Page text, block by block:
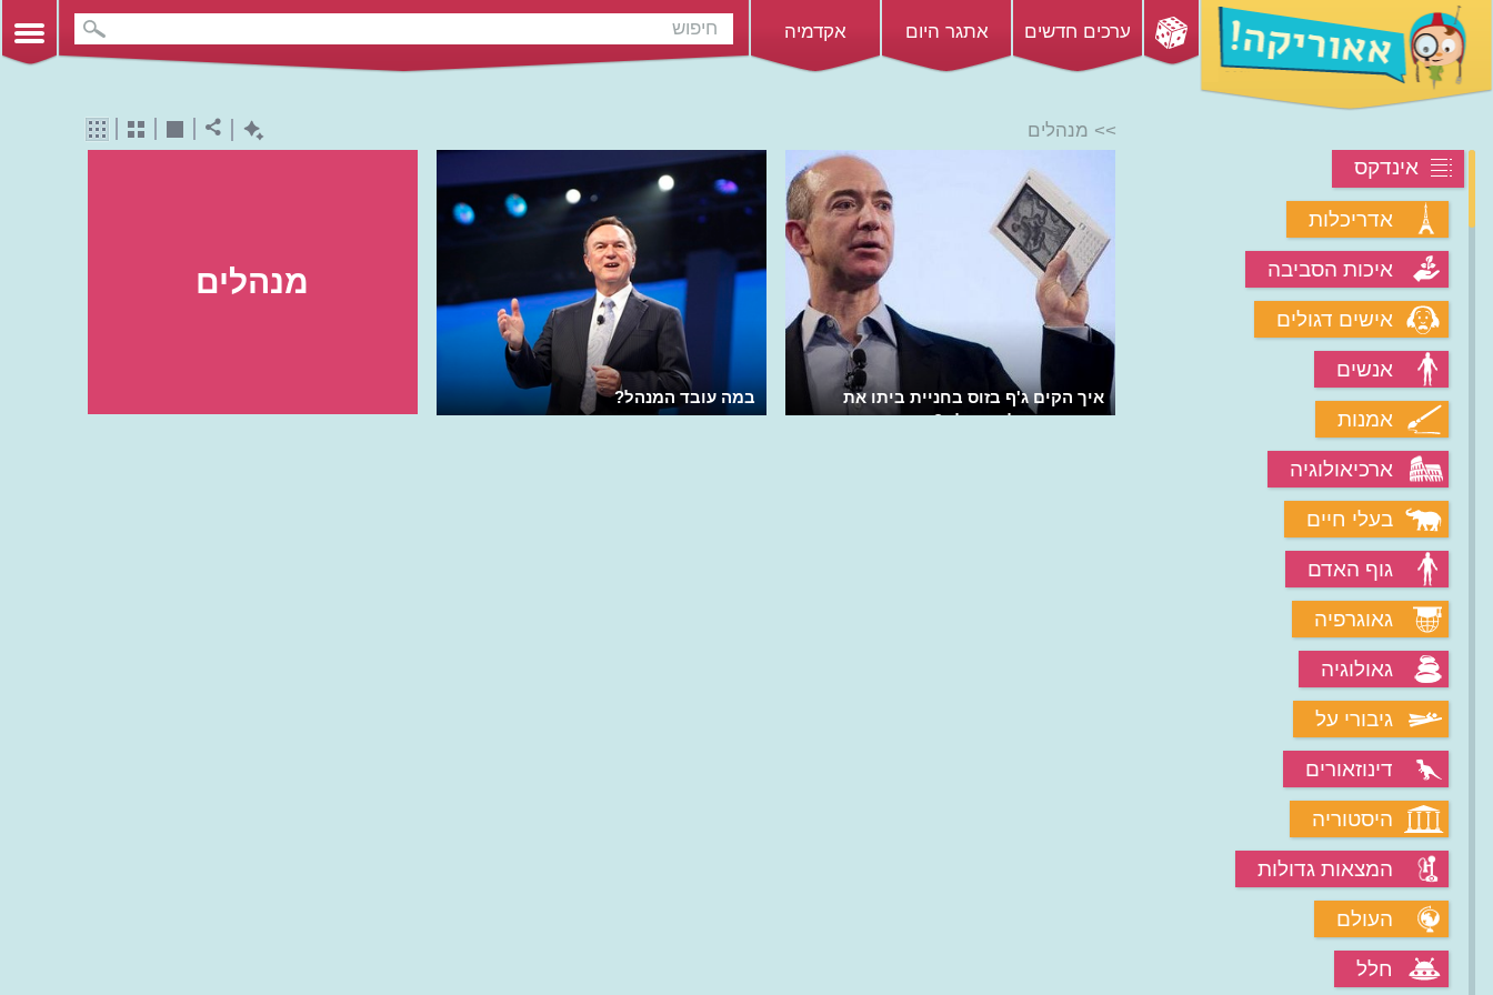
ערכים חדשים אתגר היום אקדמיה
אינדקס
אדריכלות
איכות הסביבה
אישים דגולים
אנשים
אמנות
ארכיאולוגיה
בעלי חיים
גוף האדם
גאוגרפיה
גאולוגיה
גיבורי על
דינוזאורים
היסטוריה
המצאות גדולות
העולם
חלל
>> מנהלים
מנהלים
במה עובד המנהל?
איך הקים ג'ף בזוס בחניית ביתו את
החנות הגדולה בעולם?